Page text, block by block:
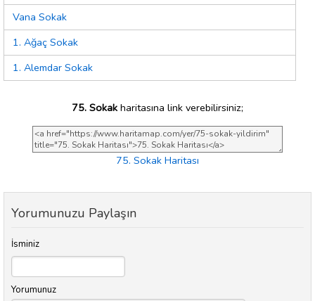
Vana Sokak
1. Ağaç Sokak
1. Alemdar Sokak
75. Sokak haritasına link verebilirsiniz;
75. Sokak Haritası
Yorumunuzu Paylaşın
İsminiz
Yorumunuz